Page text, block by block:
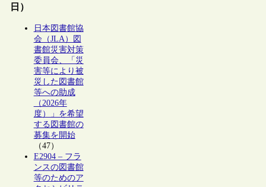
日）
日本図書館協
会（JLA）図
書館災害対策
委員会、「災
害等により被
災した図書館
等への助成
（2026年
度）」を希望
する図書館の
募集を開始
（47）
E2904 – フラ
ンスの図書館
等のためのア